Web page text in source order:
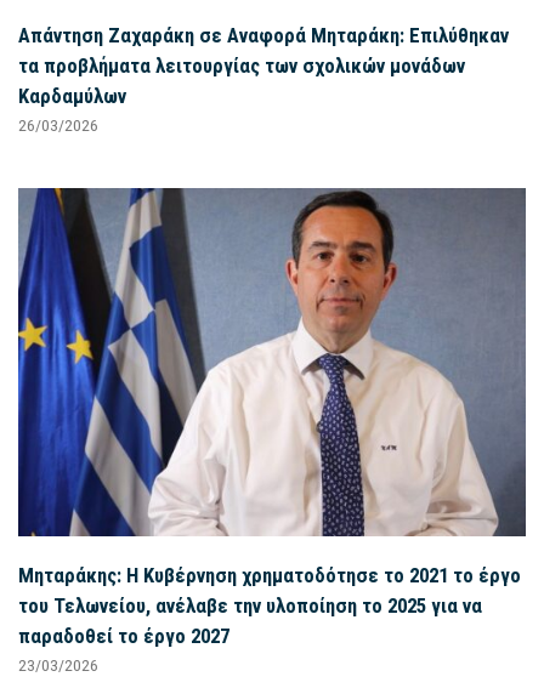
Απάντηση Ζαχαράκη σε Αναφορά Μηταράκη: Επιλύθηκαν
τα προβλήματα λειτουργίας των σχολικών μονάδων
Καρδαμύλων
26/03/2026
Μηταράκης: Η Κυβέρνηση χρηματοδότησε το 2021 το έργο
του Τελωνείου, ανέλαβε την υλοποίηση το 2025 για να
παραδοθεί το έργο 2027
23/03/2026